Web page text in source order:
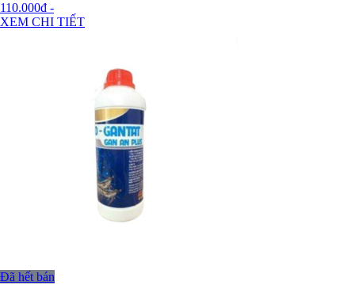
110.000đ -
XEM CHI TIẾT
Đã hết bán